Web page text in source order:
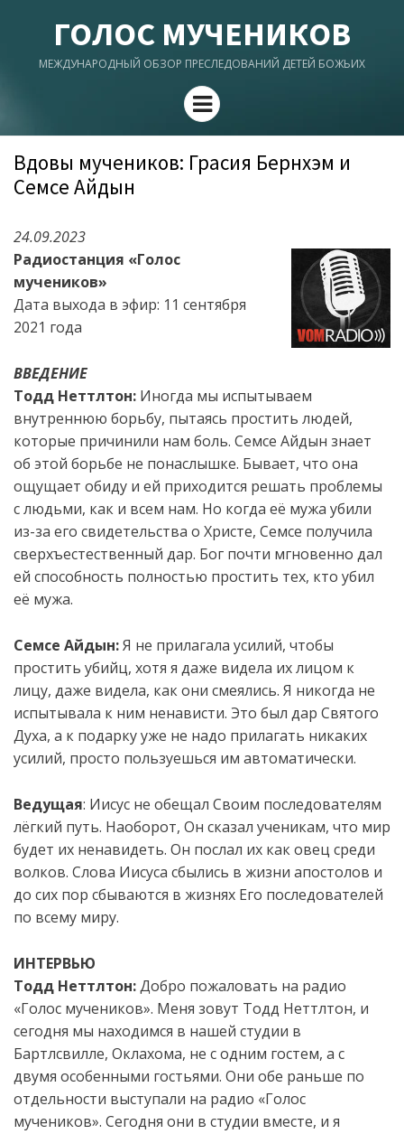
ГОЛОС МУЧЕНИКОВ
МЕЖДУНАРОДНЫЙ ОБЗОР ПРЕСЛЕДОВАНИЙ ДЕТЕЙ БОЖЬИХ
Menu
Вдовы мучеников: Грасия Бернхэм и
Семсе Айдын
24.09.2023
Радиостанция «Голос
мучеников»
Дата выхода в эфир: 11 сентября
2021 года
ВВЕДЕНИЕ
Тодд Неттлтон: Иногда мы испытываем
внутреннюю борьбу, пытаясь простить людей,
которые причинили нам боль. Семсе Айдын знает
об этой борьбе не понаслышке. Бывает, что она
ощущает обиду и ей приходится решать проблемы
с людьми, как и всем нам. Но когда её мужа убили
из-за его свидетельства о Христе, Семсе получила
сверхъестественный дар. Бог почти мгновенно дал
ей способность полностью простить тех, кто убил
её мужа.
Семсе Айдын:Я не прилагала усилий, чтобы
простить убийц, хотя я даже видела их лицом к
лицу, даже видела, как они смеялись. Я никогда не
испытывала к ним ненависти. Это был дар Святого
Духа, а к подарку уже не надо прилагать никаких
усилий, просто пользуешься им автоматически.
Ведущая: Иисус не обещал Своим последователям
лёгкий путь. Наоборот, Он сказал ученикам, что мир
будет их ненавидеть. Он послал их как овец среди
волков. Слова Иисуса сбылись в жизни апостолов и
до сих пор сбываются в жизнях Его последователей
по всему миру.
ИНТЕРВЬЮ
Тодд Неттлтон:Добро пожаловать на радио
«Голос мучеников». Меня зовут Тодд Неттлтон, и
сегодня мы находимся в нашей студии в
Бартлсвилле, Оклахома, не с одним гостем, а с
двумя особенными гостьями. Они обе раньше по
отдельности выступали на радио «Голос
мучеников». Сегодня они в студии вместе, и я